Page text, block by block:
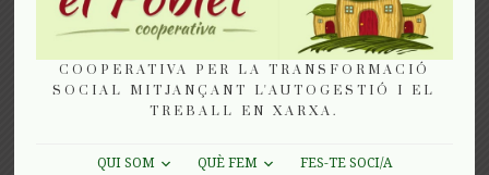
COOPERATIVA PER LA TRANSFORMACIÓ
SOCIAL MITJANÇANT L'AUTOGESTIÓ I EL
TREBALL EN XARXA.
QUI SOM QUÈ FEM
FES-TE SOCI/A